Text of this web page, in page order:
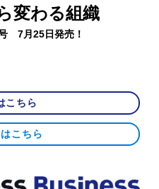
変わる組織
7月25日発売！
こちら
こちら